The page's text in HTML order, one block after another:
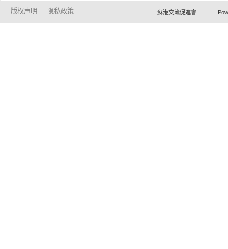
版权声明 隐私政策 蘇港交流促進會